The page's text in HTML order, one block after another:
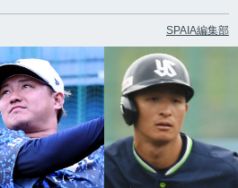
SPAIA編集部